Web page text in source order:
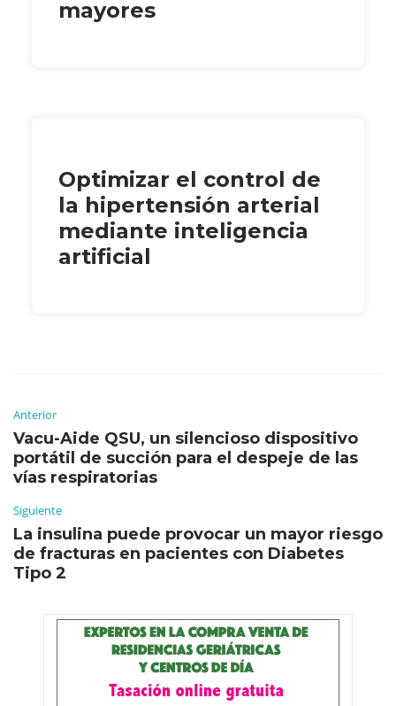
mayores
Optimizar el control de
la hipertensión arterial
mediante inteligencia
artificial
Anterior
Vacu-Aide QSU, un silencioso dispositivo
portátil de succión para el despeje de las
vías respiratorias
Siguiente
La insulina puede provocar un mayor riesgo
de fracturas en pacientes con Diabetes
Tipo 2